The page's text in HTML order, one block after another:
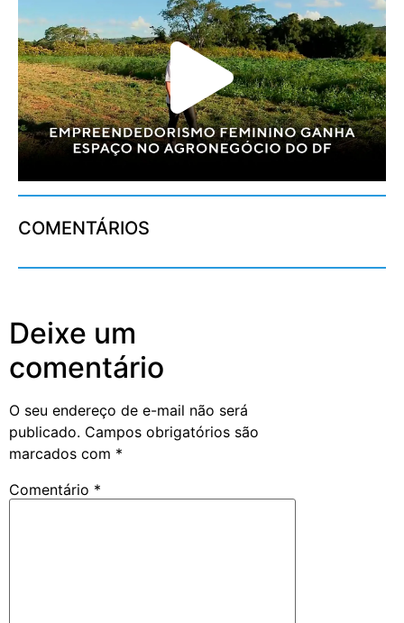
COMENTÁRIOS
Deixe um
comentário
O seu endereço de e-mail não será
publicado. Campos obrigatórios são
marcados com *
Comentário *